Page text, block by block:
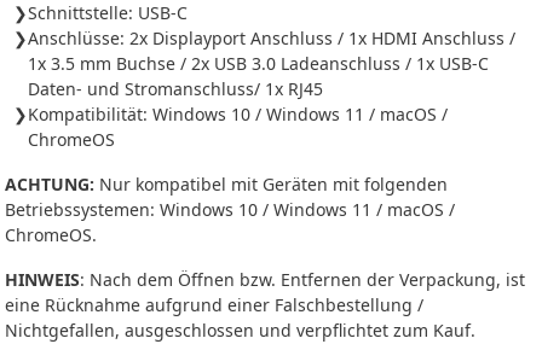
Schnittstelle: USB-C
Anschlüsse: 2x Displayport Anschluss / 1x HDMI Anschluss /
1x 3.5 mm Buchse / 2x USB 3.0 Ladeanschluss / 1x USB-C
Daten- und Stromanschluss/ 1x RJ45
Kompatibilität: Windows 10 / Windows 11 / macOS /
ChromeOS
ACHTUNG: Nur kompatibel mit Geräten mit folgenden
Betriebssystemen: Windows 10 / Windows 11 / macOS /
ChromeOS.
HINWEIS: Nach dem Öffnen bzw. Entfernen der Verpackung, ist
eine Rücknahme aufgrund einer Falschbestellung /
Nichtgefallen, ausgeschlossen und verpflichtet zum Kauf.